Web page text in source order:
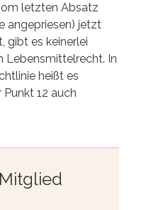
letzten Absatz
angepriesen) jetzt
gibt es keinerlei
Lebensmittelrecht. In
heißt es
12 auch